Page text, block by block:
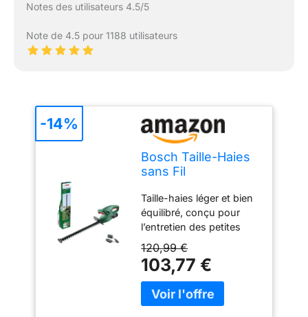
Notes des utilisateurs 4.5/5
Note de 4.5 pour 1188 utilisateurs
Bosch Taille-Haies
sans Fil
45
Taille-haies léger et bien
équilibré, conçu pour
l’entretien des petites
haies Mobilité sans fil
pour des coupes rapides
et propres partout dans
le jardin Système anti-
blocage Bosch pour
120,99 €
103,77 €
-14%